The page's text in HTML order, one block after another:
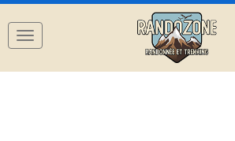
Navigation